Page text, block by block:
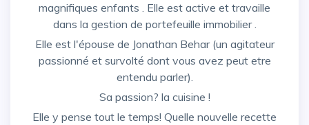
magnifiques enfants . Elle est active et travaille
dans la gestion de portefeuille immobilier .
Elle est l'épouse de Jonathan Behar (un agitateur
passionné et survolté dont vous avez peut etre
entendu parler).
Sa passion? la cuisine !
Elle y pense tout le temps! Quelle nouvelle recette